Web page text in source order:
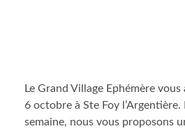
Le Grand Village Ephémère
6 octobre à Ste Foy
semaine, nous vous proposons